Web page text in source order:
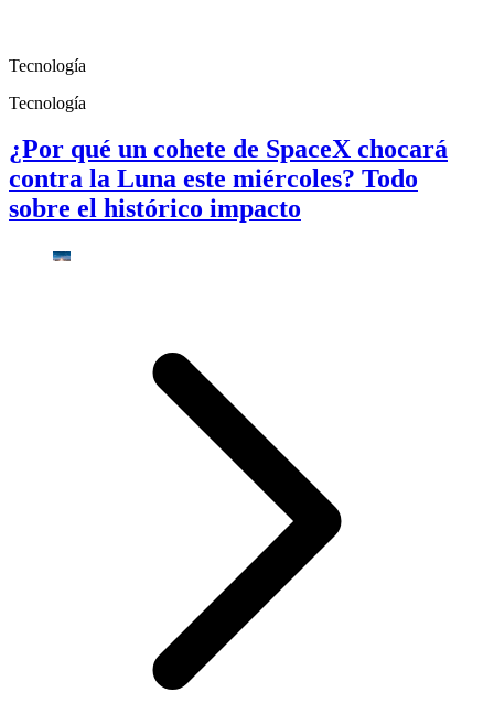
Tecnología
Tecnología
¿Por qué un cohete de SpaceX chocará
contra la Luna este miércoles? Todo
sobre el histórico impacto